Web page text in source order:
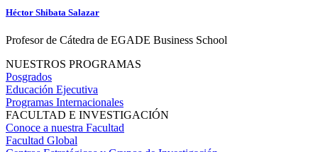
Héctor Shibata Salazar
Profesor de Cátedra de EGADE Business School
NUESTROS PROGRAMAS
Posgrados
Educación Ejecutiva
Programas Internacionales
FACULTAD E INVESTIGACIÓN
Conoce a nuestra Facultad
Facultad Global